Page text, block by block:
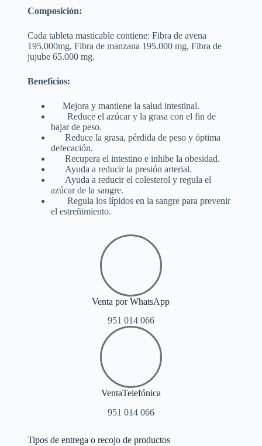
Composición:
Cada tableta masticable contiene: Fibra de avena
195.000mg, Fibra de manzana 195.000 mg, Fibra de
jujube 65.000 mg.
Beneficios:
Mejora y mantiene la salud intestinal.
Reduce el azúcar y la grasa con el fin de
bajar de peso.
Reduce la grasa, pérdida de peso y óptima
defecación.
Recupera el intestino e inhibe la obesidad.
Ayuda a reducir la presión arterial.
Ayuda a reducir el colesterol y regula el
azúcar de la sangre.
Regula los lípidos en la sangre para prevenir
el estreñimiento.
Venta por WhatsApp
951 014 066
VentaTelefónica
951 014 066
Tipos de entrega o recojo de productos